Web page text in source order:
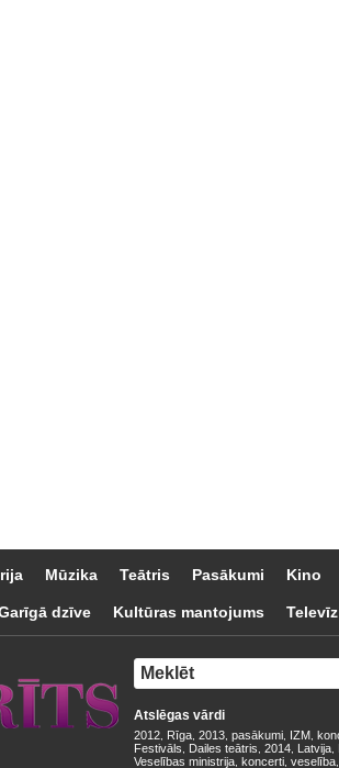
Mūzika Teātris Pasākumi Kino
dzīve Kultūras mantojums
Atslēgas vārdi
2012 Rīga 2013 pasākumi IZM
Festivāls
Dailes teātris 2014 Latvija
Veselības ministrija koncerti veselība